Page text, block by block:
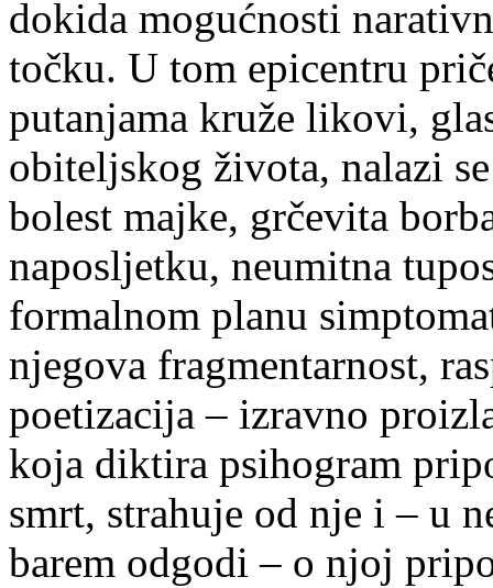
dokida mogućnosti
točku. U tom epicentru
putanjama kruže likovi,
obiteljskog života, nalazi
bolest majke, grčevita
naposljetku, neumitna
formalnom planu
njegova fragmentarnost,
poetizacija – izravno
koja diktira psihogram
smrt, strahuje od nje i – u
barem odgodi – o njoj